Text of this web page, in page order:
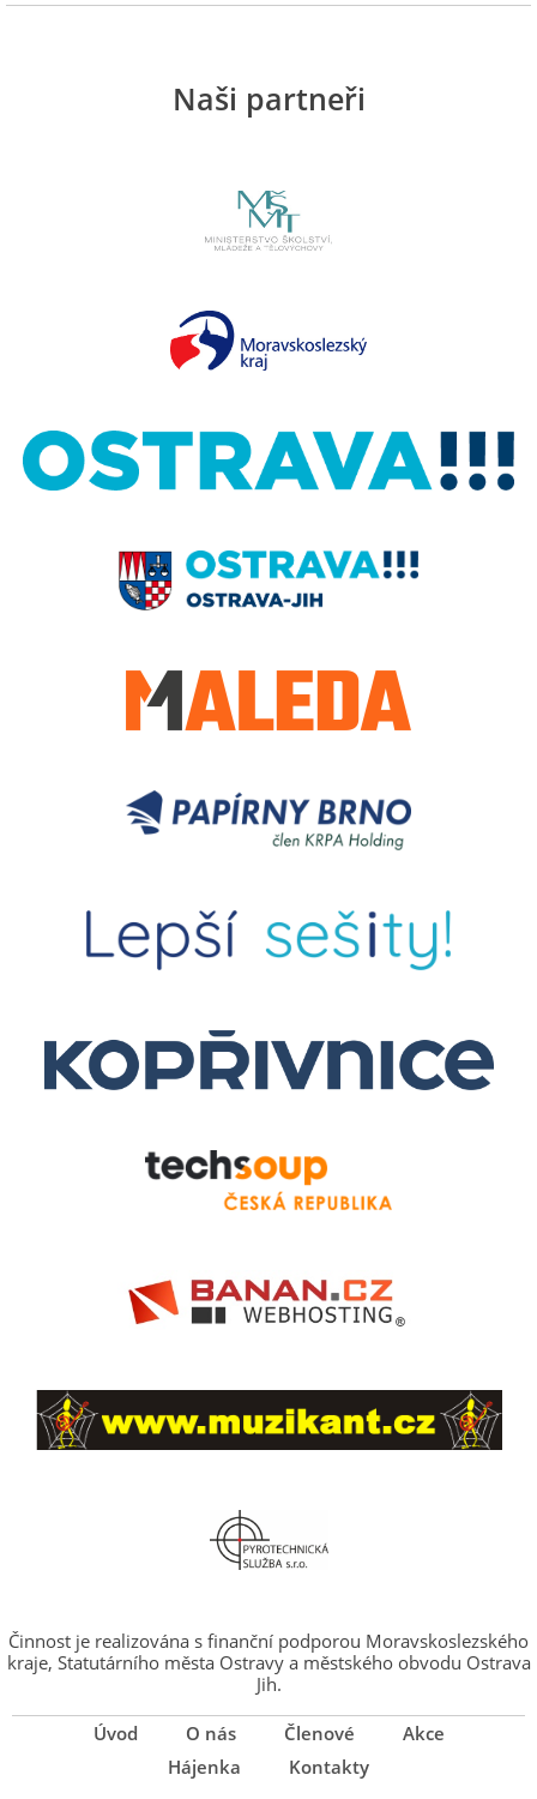
Naši partneři
Činnost je realizována s finanční podporou Moravskoslezského
kraje, Statutárního města Ostravy a městského obvodu Ostrava
Jih.
Úvod O nás Členové
Akce
Hájenka
Kontakty